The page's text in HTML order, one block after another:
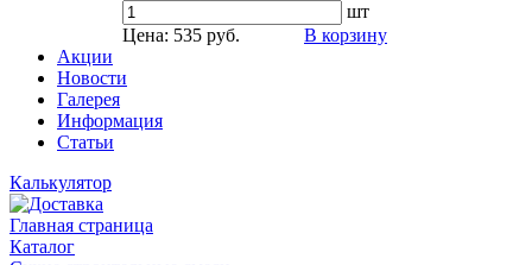
шт
Цена: 535 руб.
В корзину
Акции
Новости
Галерея
Информация
Статьи
Калькулятор
Главная страница
Каталог